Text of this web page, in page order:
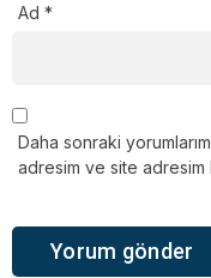
Ad *
Daha sonraki
adresim ve site adresim